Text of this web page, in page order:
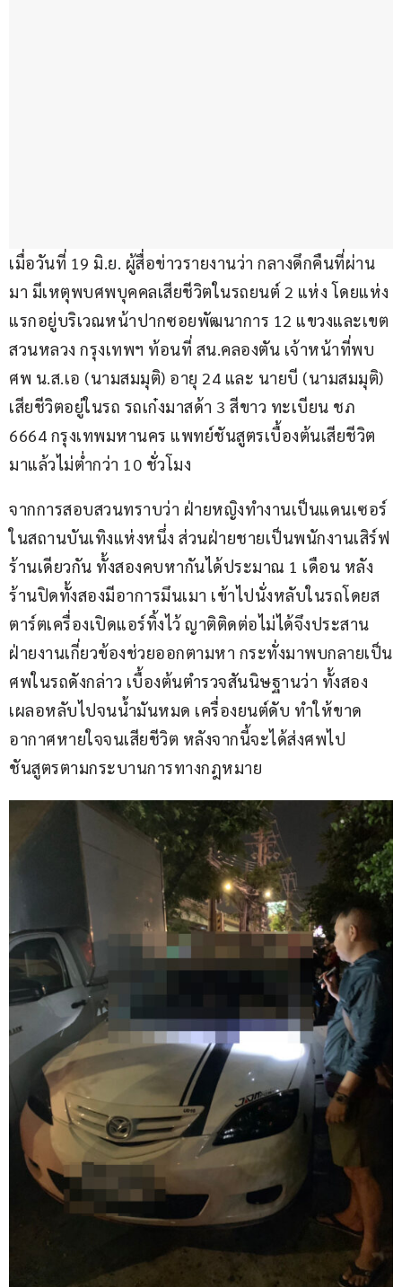
เมื่อวันที่ 19 มิ.ย. ผู้สื่อข่าวรายงานว่า กลางดึกคืนที่ผ่าน
มา มีเหตุพบศพบุคคลเสียชีวิตในรถยนต์ 2 แห่ง โดยแห่ง
แรกอยู่บริเวณหน้าปากซอยพัฒนาการ 12 แขวงและเขต
สวนหลวง กรุงเทพฯ ท้อนที่ สน.คลองตัน เจ้าหน้าที่พบ
ศพ น.ส.เอ (นามสมมุติ) อายุ 24 และ นายบี (นามสมมุติ)
เสียชีวิตอยู่ในรถ รถเก๋งมาสด้า 3 สีขาว ทะเบียน ชภ
6664 กรุงเทพมหานคร แพทย์ชันสูตรเบื้องต้นเสียชีวิต
มาแล้วไม่ต่ำกว่า 10 ชั่วโมง
จากการสอบสวนทราบว่า ฝ่ายหญิงทำงานเป็นแดนเซอร์
ในสถานบันเทิงแห่งหนึ่ง ส่วนฝ่ายชายเป็นพนักงานเสิร์ฟ
ร้านเดียวกัน ทั้งสองคบหากันได้ประมาณ 1 เดือน หลัง
ร้านปิดทั้งสองมีอาการมึนเมา เข้าไปนั่งหลับในรถโดยส
ตาร์ตเครื่องเปิดแอร์ทิ้งไว้ ญาติติดต่อไม่ได้จึงประสาน
ฝ่ายงานเกี่ยวข้องช่วยออกตามหา กระทั่งมาพบกลายเป็น
ศพในรถดังกล่าว เบื้องต้นตำรวจสันนิษฐานว่า ทั้งสอง
เผลอหลับไปจนน้ำมันหมด เครื่องยนต์ดับ ทำให้ขาด
อากาศหายใจจนเสียชีวิต หลังจากนี้จะได้ส่งศพไป
ชันสูตรตามกระบานการทางกฎหมาย